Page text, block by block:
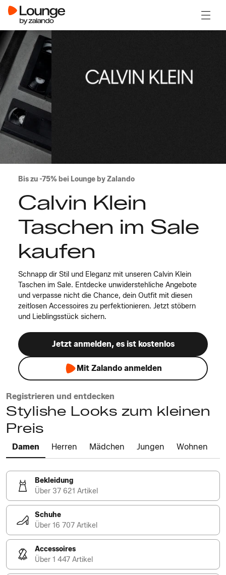
Bis zu -75% bei Lounge by Zalando
Calvin Klein
Taschen im Sale
kaufen
Schnapp dir Stil und Eleganz mit unseren Calvin Klein
Taschen im Sale. Entdecke unwiderstehliche Angebote
und verpasse nicht die Chance, dein Outfit mit diesen
zeitlosen Accessoires zu perfektionieren. Jetzt stöbern
und Lieblingsstück sichern.
Jetzt anmelden, es ist kostenlos
Mit Zalando anmelden
Registrieren und entdecken
Stylishe Looks zum kleinen
Preis
Damen Herren Mädchen Jungen Wohnen
Bekleidung
Über 37 621 Artikel
Schuhe
Über 16 707 Artikel
Accessoires
Über 1 447 Artikel